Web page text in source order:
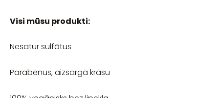
Visi mūsu produkti:
Nesatur sulfātus
Parabēnus, aizsargā krāsu